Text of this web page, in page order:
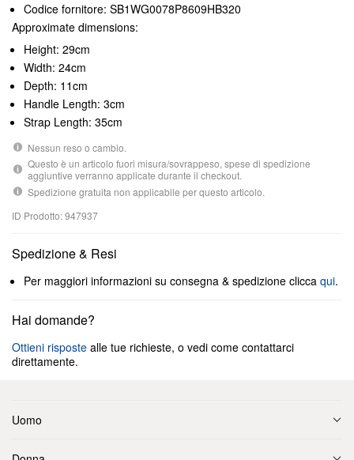
Codice fornitore: SB1WG0078P8609HB320
Approximate dimensions:
Height: 29cm
Width: 24cm
Depth: 11cm
Handle Length: 3cm
Strap Length: 35cm
Nessun reso o cambio.
Questo è un articolo fuori misura/sovrappeso, spese di spedizione
aggiuntive verranno applicate durante il checkout.
Spedizione gratuita non applicabile per questo articolo.
ID Prodotto: 947937
Spedizione & Resi
Per maggiori informazioni su consegna & spedizione clicca qui.
Hai domande?
Ottieni risposte alle tue richieste, o vedi come contattarci
direttamente.
Uomo